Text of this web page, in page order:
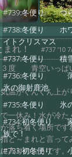
れ！ #737 '10
度 青空いっぱ
温がぐんぐん上が
一休み！水が冷た
落ち着く場所です
と～まれと言って
入りのようです。
#739:冬便り つら
#738:冬便り ホ
イトクリスマス
#737:冬便り 積
#736:冬便り
氷の御射鹿池
#735:冬便り 氷
#734:初冬便り
族で！
#733:初冬便り 小